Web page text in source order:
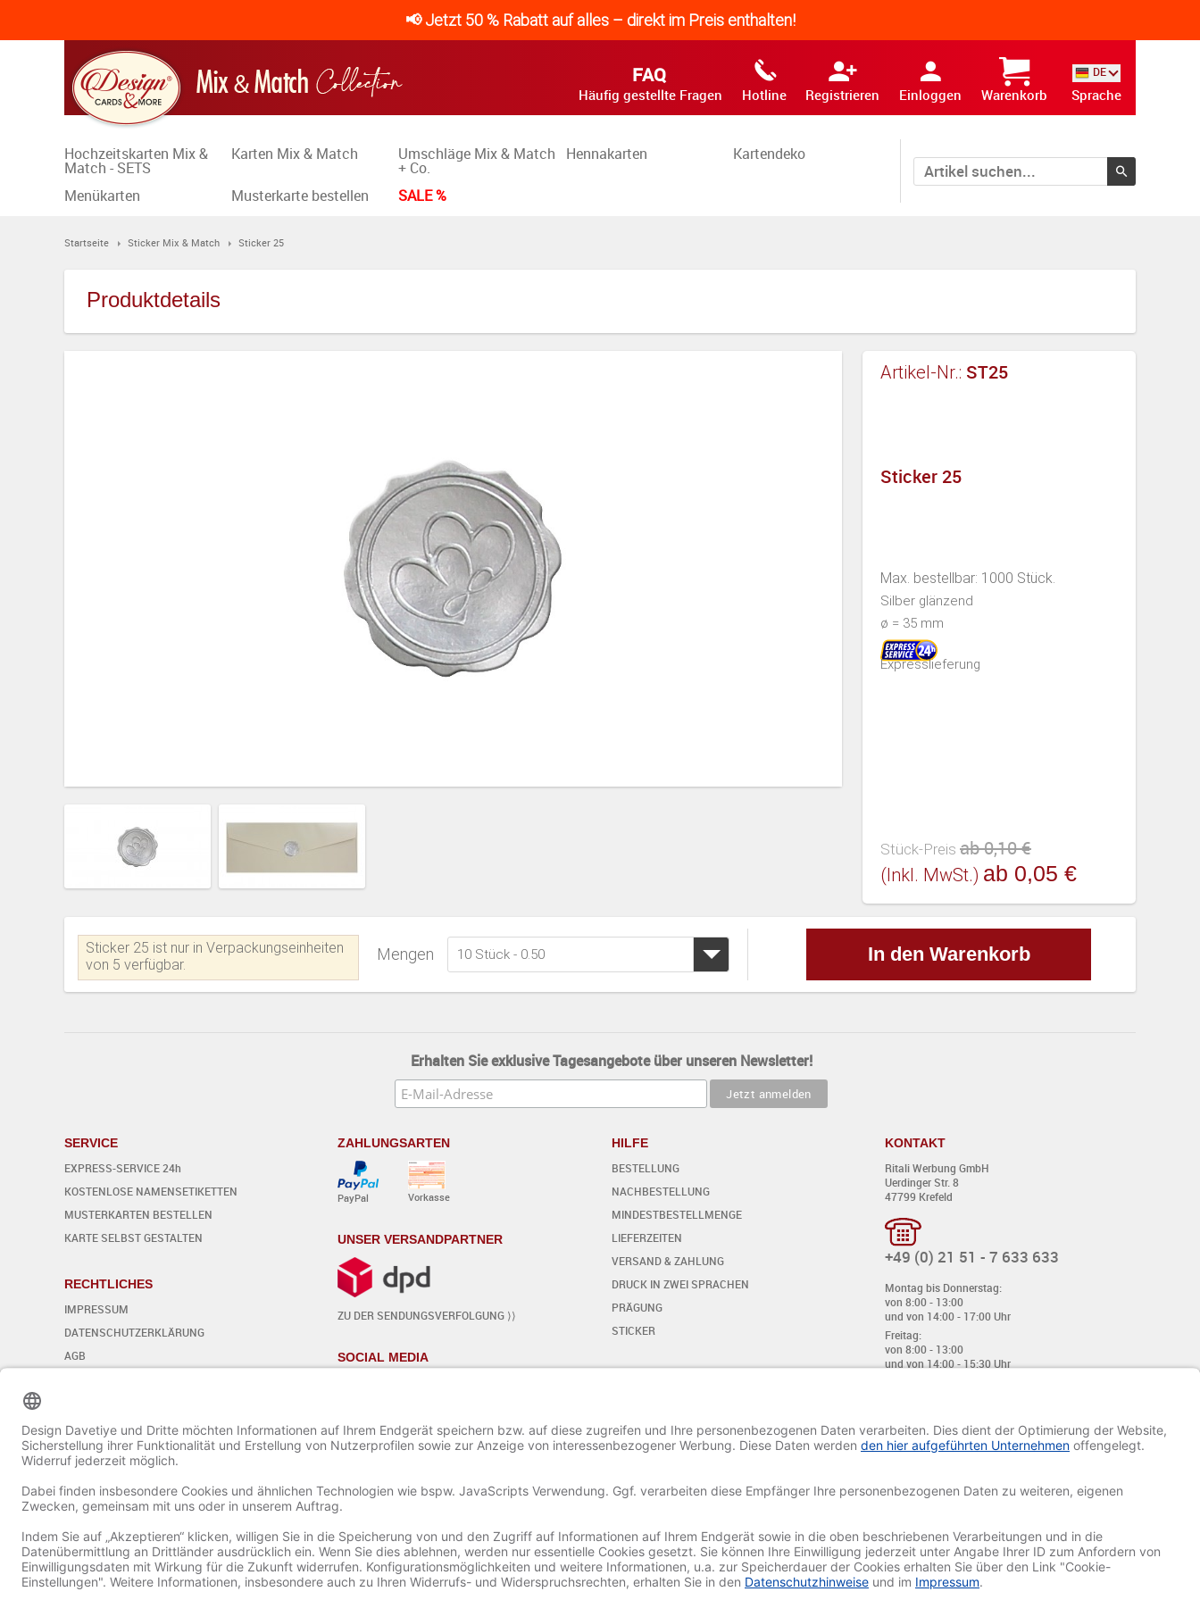
📢 Jetzt 50 % Rabatt auf alles – direkt im Preis enthalten!
FAQ
Häufig gestellte Fragen Hotline Registrieren Einloggen Warenkorb
DE
Sprache
Hochzeitskarten Mix &
Match - SETS
Karten Mix & Match Umschläge Mix & Match
+ Co.
Hennakarten Kartendeko
Menükarten Musterkarte bestellen SALE %
Startseite Sticker Mix & Match Sticker 25
Produktdetails
Artikel-Nr.: ST25
Sticker 25
Max. bestellbar: 1000 Stück.
Silber glänzend
ø = 35 mm
Expresslieferung
Stück-Preis ab 0,10 €
(inkl. MwSt.) ab 0,05 €
Sticker 25 ist nur in Verpackungseinheiten
von 5 verfügbar.
Mengen 10 Stück - 0.50 In den Warenkorb
Erhalten Sie exklusive Tagesangebote über unseren Newsletter!
SERVICE
EXPRESS-SERVICE 24h
KOSTENLOSE NAMENSETIKETTEN
MUSTERKARTEN BESTELLEN
KARTE SELBST GESTALTEN
RECHTLICHES
IMPRESSUM
DATENSCHUTZERKLÄRUNG
AGB
ZAHLUNGSARTEN
PayPal Vorkasse
UNSER VERSANDPARTNER
ZU DER SENDUNGSVERFOLGUNG ⟩⟩
SOCIAL MEDIA
HILFE
BESTELLUNG
NACHBESTELLUNG
MINDESTBESTELLMENGE
LIEFERZEITEN
VERSAND & ZAHLUNG
DRUCK IN ZWEI SPRACHEN
PRÄGUNG
STICKER
TEXT HINZUFÜGEN / BEARBEITEN
ORNAMENTE HINZUFÜGEN
PROJEKT SPEICHERN UND LADEN
KONTAKT
Ritali Werbung GmbH
Uerdinger Str. 8
47799 Krefeld
+49 (0) 21 51 - 7 633 633
Montag bis Donnerstag:
von 8:00 - 13:00
und von 14:00 - 17:00 Uhr
Freitag:
von 8:00 - 13:00
und von 14:00 - 15:30 Uhr